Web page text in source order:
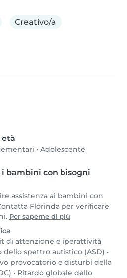
Creativo/a
età
• Adolescente
i bambini con bisogni
assistenza ai bambini con
Florinda per verificare
Per saperne di più
di attenzione e iperattività
dello spettro autistico (ASD) •
provocatorio e disturbi della
• Ritardo globale dello